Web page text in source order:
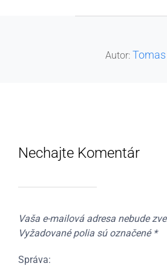
POST AUTHOR
Autor: Tomas
Nechajte Komentár
Vaša e-mailová adresa nebude
Vyžadované polia sú označené *
Správa: